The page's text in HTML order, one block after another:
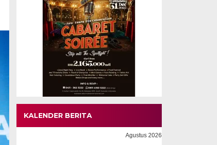
KALENDER BERITA
Agustus 2026